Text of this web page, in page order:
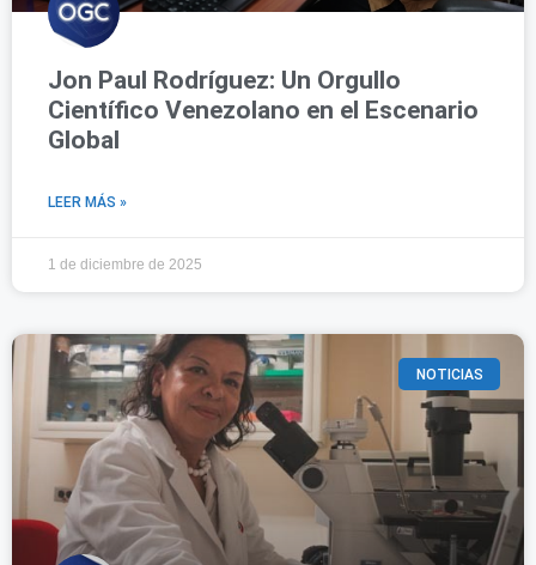
Jon Paul Rodríguez: Un Orgullo
Científico Venezolano en el Escenario
Global
LEER MÁS »
1 de diciembre de 2025
NOTICIAS